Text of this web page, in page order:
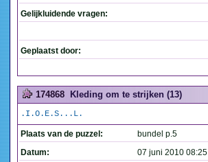
Gelijkluidende vragen:
Geplaatst door:
174868 Kleding om te strijken (13)
.I.O.E.S...L.
Plaats van de puzzel:
bundel p.5
Datum:
07 juni 2010 08:25